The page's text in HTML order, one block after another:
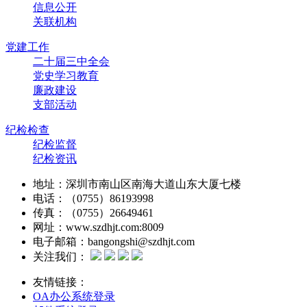
信息公开
关联机构
党建工作
二十届三中全会
党史学习教育
廉政建设
支部活动
纪检检查
纪检监督
纪检资讯
地址：深圳市南山区南海大道山东大厦七楼
电话：（0755）86193998
传真：（0755）26649461
网址：www.szdhjt.com:8009
电子邮箱：bangongshi@szdhjt.com
关注我们：
友情链接：
OA办公系统登录